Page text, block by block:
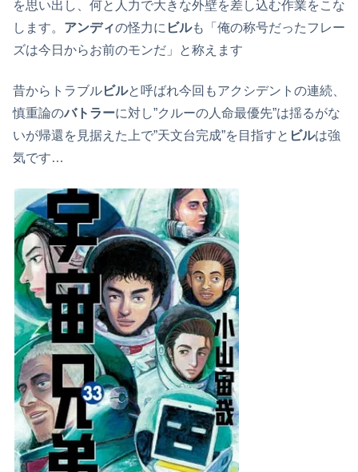
を思い出し、何と人力で大きな外壁を差し込む作業をこな
します。 アンディの怪力に ビルも「俺の称号だったフレー
ズは今日からお前のモンだ」と称えます
昔からトラブルビルと呼ばれ今回もアクシデントの連続、
慎重論のバトラーに対し”クルーの人命最優先”は揺るがな
いが帰還を見据えた上で”天文台完成”を目指すと ビルは強
気です…